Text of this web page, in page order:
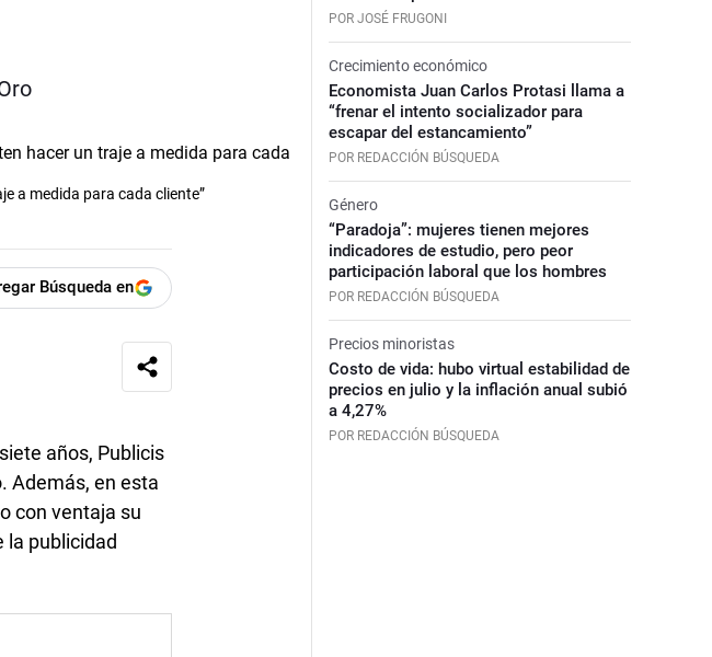
a medida para cada cliente”
Búsqueda en
años, Publicis
Además, en esta
con ventaja su
la publicidad
POR JOSÉ FRUGONI
Crecimiento económico
Economista Juan Carlos Protasi llama a
“frenar el intento socializador para
escapar del estancamiento”
POR REDACCIÓN BÚSQUEDA
Género
“Paradoja”: mujeres tienen mejores
indicadores de estudio, pero peor
participación laboral que los hombres
POR REDACCIÓN BÚSQUEDA
Precios minoristas
Costo de vida: hubo virtual estabilidad de
precios en julio y la inflación anual subió
a 4,27%
POR REDACCIÓN BÚSQUEDA